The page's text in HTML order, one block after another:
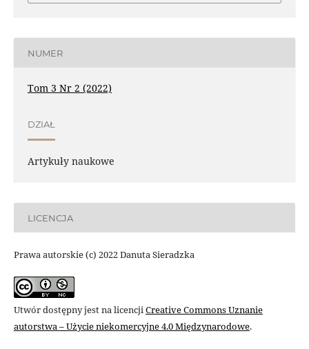
NUMER
Tom 3 Nr 2 (2022)
DZIAŁ
Artykuły naukowe
LICENCJA
Prawa autorskie (c) 2022 Danuta Sieradzka
Utwór dostępny jest na licencjiCreative Commons Uznanie
autorstwa – Użycie niekomercyjne 4.0 Międzynarodowe.